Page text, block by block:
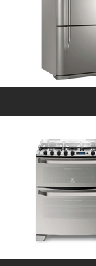
Assistência
Assistência
Assistência
Assistência
Assistência